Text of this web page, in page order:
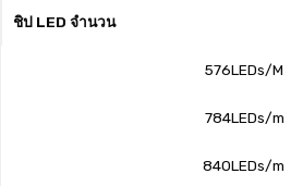
ชิป LED จำนวน
576LEDs/M
784LEDs/m
840LEDs/m